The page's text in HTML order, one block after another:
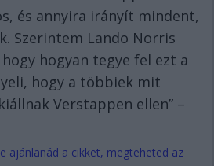
és annyira irányít mindent,
Szerintem Lando Norris
hogyan tegye fel ezt a
hogy a többiek mit
Verstappen ellen” –
ajánlanád a cikket, megteheted az